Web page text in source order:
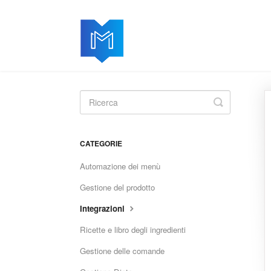
Toggle
Search
CATEGORIE
Automazione dei menù
Gestione del prodotto
Integrazioni
Ricette e libro degli ingredienti
Gestione delle comande